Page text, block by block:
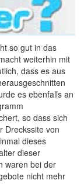
so gut in das
weiterhin mit
dass es aus
es ebenfalls an
so dass sich
Dreckssite von
dieses
dieser
waren bei der
nicht mehr